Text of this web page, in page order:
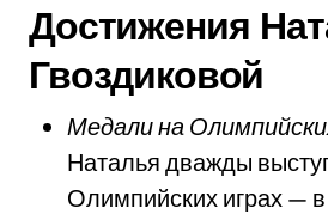
Достижения
Гвоздиковой
Медали на
Наталья дважды
Олимпийских играх — в